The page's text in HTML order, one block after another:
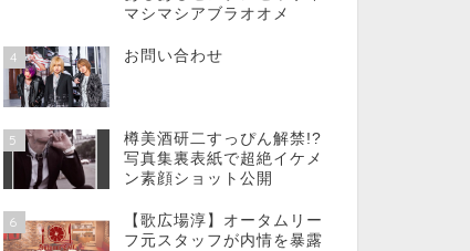
マシマシアブラオオメ
4 お問い合わせ
5
樽美酒研二すっぴん解禁!?
写真集裏表紙で超絶イケメ
ン素顔ショット公開
6
【歌広場淳】オータムリー
フ元スタッフが内情を暴露